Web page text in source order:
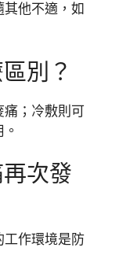
他不適，如
別？
痛；冷敷則可
次發
工作環境是防